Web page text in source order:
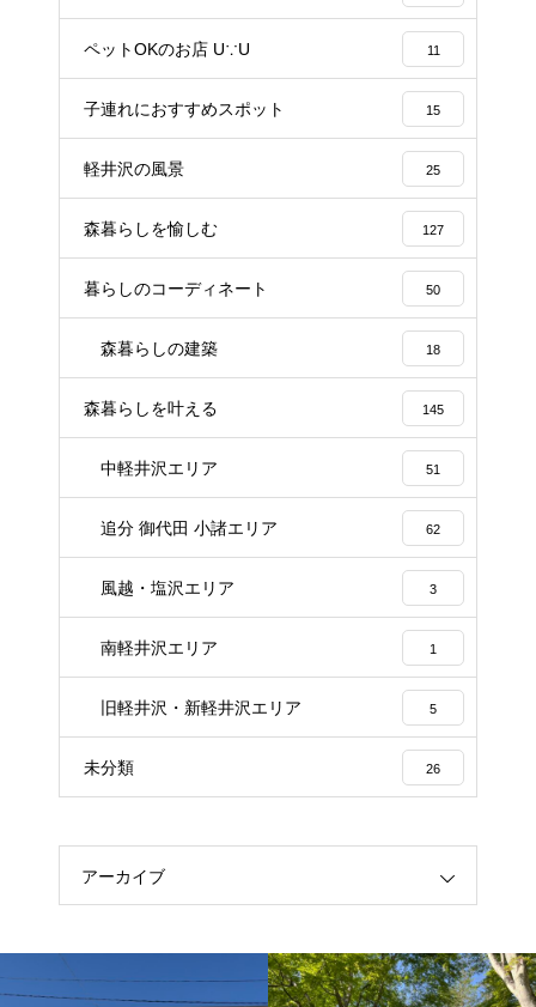
ペットOKのお店 U∵U 11
子連れにおすすめスポット 15
軽井沢の風景 25
森暮らしを愉しむ 127
暮らしのコーディネート 50
森暮らしの建築 18
森暮らしを叶える 145
中軽井沢エリア 51
追分 御代田 小諸エリア 62
風越・塩沢エリア 3
南軽井沢エリア 1
旧軽井沢・新軽井沢エリア 5
未分類 26
アーカイブ